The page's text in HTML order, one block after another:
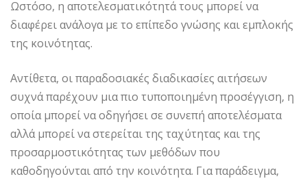
Ωστόσο, η αποτελεσματικότητά τους μπορεί να
διαφέρει ανάλογα με το επίπεδο γνώσης και εμπλοκής
της κοινότητας.
Αντίθετα, οι παραδοσιακές διαδικασίες αιτήσεων
συχνά παρέχουν μια πιο τυποποιημένη προσέγγιση, η
οποία μπορεί να οδηγήσει σε συνεπή αποτελέσματα
αλλά μπορεί να στερείται της ταχύτητας και της
προσαρμοστικότητας των μεθόδων που
καθοδηγούνται από την κοινότητα. Για παράδειγμα,